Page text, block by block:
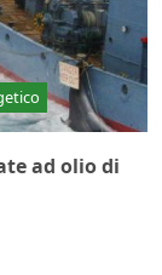
ad olio di